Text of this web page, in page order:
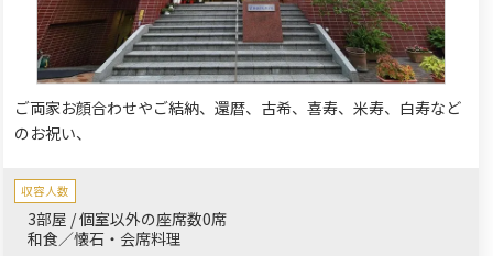
ご両家お顔合わせやご結納、還暦、古希、喜寿、米寿、白寿など
のお祝い、
収容人数
3部屋 / 個室以外の座席数0席
和食／懐石・会席料理